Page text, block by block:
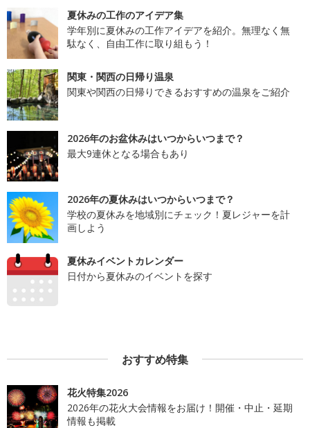
夏休みの工作のアイデア集
学年別に夏休みの工作アイデアを紹介。無理なく無
駄なく、自由工作に取り組もう！
関東・関西の日帰り温泉
関東や関西の日帰りできるおすすめの温泉をご紹介
2026年のお盆休みはいつからいつまで？
最大9連休となる場合もあり
2026年の夏休みはいつからいつまで？
学校の夏休みを地域別にチェック！夏レジャーを計
画しよう
夏休みイベントカレンダー
日付から夏休みのイベントを探す
おすすめ特集
花火特集2026
2026年の花火大会情報をお届け！開催・中止・延期
情報も掲載